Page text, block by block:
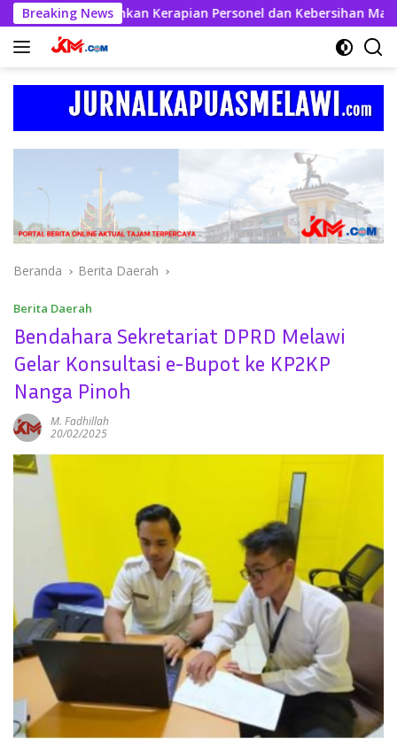
Langsung
ke
konten
Breaking News
Tekankan Kerapian Personel dan Kebersihan Mako
Beranda Berita Daerah
Berita Daerah
Bendahara Sekretariat DPRD Melawi
Gelar Konsultasi e-Bupot ke KP2KP
Nanga Pinoh
M. Fadhillah
20/02/2025